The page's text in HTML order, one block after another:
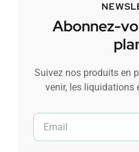
Abonnez-
Suivez nos produits en
venir, les liquidations